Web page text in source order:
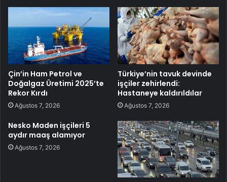
Çin’in Ham Petrol ve
Doğalgaz Üretimi 2025’te
Rekor Kırdı
Ağustos 7, 2026
Türkiye’nin tavuk devinde
işçiler zehirlendi:
Hastaneye kaldırıldılar
Ağustos 7, 2026
Nesko Maden işçileri 5
aydır maaş alamıyor
Ağustos 7, 2026